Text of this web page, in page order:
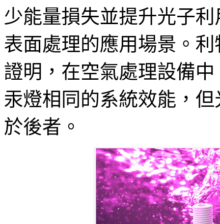
少能量損失並提升光子
表面處理的應用場景。
證明，在空氣處理設備
汞燈相同的系統效能，
於後者。